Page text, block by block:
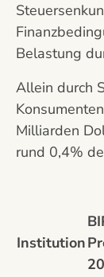
Belastung
Allein durch
Milliarden
rund 0,4%
Institution